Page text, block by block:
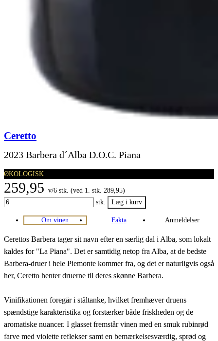
Ceretto
2023 Barbera d´Alba D.O.C. Piana
ØKOLOGISK
259,95 v/6 stk. (ved 1. stk. 289,95)
stk.
Om vinen Fakta Anmeldelser
Cerettos Barbera tager sit navn efter en særlig dal i Alba, som lokalt
kaldes for "La Piana". Det er samtidig netop fra Alba, at de bedste
Barbera-druer i hele Piemonte kommer fra, og det er naturligvis også
her, Ceretto henter druerne til deres skønne Barbera.
Vinifikationen foregår i ståltanke, hvilket fremhæver druens
spændstige karakteristika og forstærker både friskheden og de
aromatiske nuancer. I glasset fremstår vinen med en smuk rubinrød
farve med violette reflekser samt en bemærkelsesværdig, sprød og